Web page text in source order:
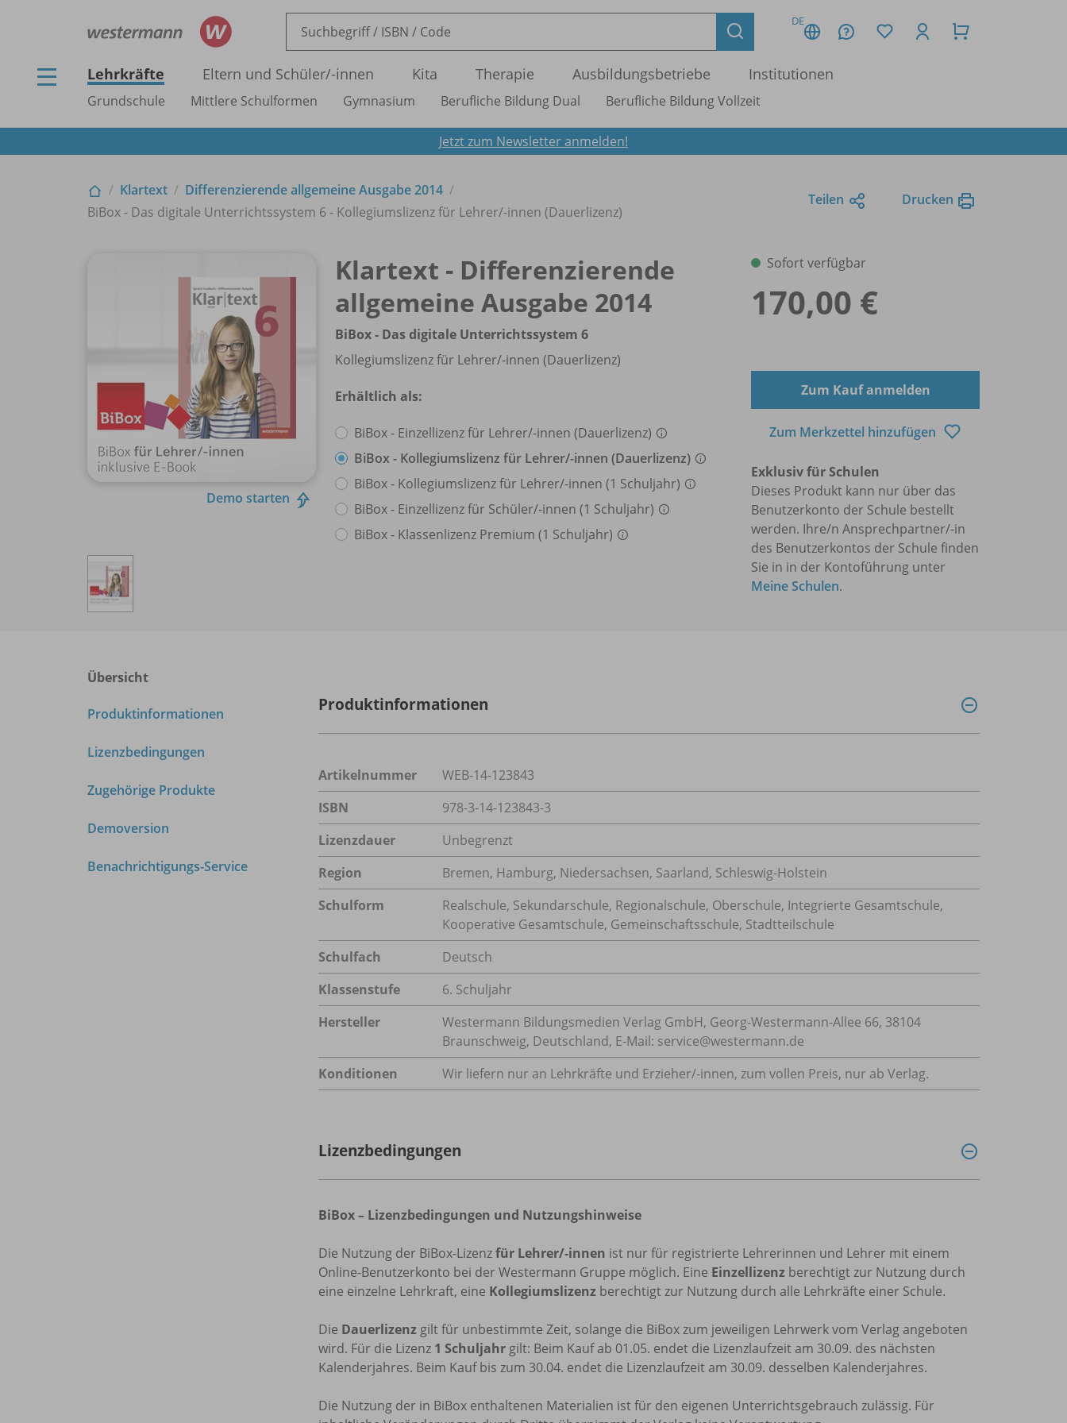
DE
Lehrkräfte Eltern und Schüler/-innen Kita Therapie Ausbildungsbetriebe Institutionen
Grundschule Mittlere Schulformen Gymnasium Berufliche Bildung Dual Berufliche Bildung Vollzeit
Jetzt zum Newsletter anmelden!
Klartext
Differenzierende allgemeine Ausgabe 2014
BiBox - Das digitale Unterrichtssystem 6 - Kollegiumslizenz für Lehrer/-innen (Dauerlizenz)
Teilen Drucken
Demo starten
Klartext - Differenzierende
allgemeine Ausgabe 2014
BiBox - Das digitale Unterrichtssystem 6
Kollegiumslizenz für Lehrer/-innen (Dauerlizenz)
Erhältlich als:
BiBox - Einzellizenz für Lehrer/-innen (Dauerlizenz)
BiBox - Kollegiumslizenz für Lehrer/-innen (Dauerlizenz)
BiBox - Kollegiumslizenz für Lehrer/-innen (1 Schuljahr)
BiBox - Einzellizenz für Schüler/-innen (1 Schuljahr)
BiBox - Klassenlizenz Premium (1 Schuljahr)
Sofort verfügbar
170,00 €
Zum Kauf anmelden
Zum Merkzettel hinzufügen
Exklusiv für Schulen
Dieses Produkt kann nur über das
Benutzerkonto der Schule bestellt
werden. Ihre/n Ansprechpartner/-in
des Benutzerkontos der Schule finden
Sie in in der Kontoführung unter
Meine Schulen.
Übersicht
Produktinformationen
Lizenzbedingungen
Zugehörige Produkte
Demoversion
Benachrichtigungs-Service
Produktinformationen
Artikelnummer
WEB-14-123843
ISBN
978-3-14-123843-3
Lizenzdauer
Unbegrenzt
Region
Bremen, Hamburg, Niedersachsen, Saarland, Schleswig-Holstein
Schulform
Realschule, Sekundarschule, Regionalschule, Oberschule, Integrierte Gesamtschule,
Kooperative Gesamtschule, Gemeinschaftsschule, Stadtteilschule
Schulfach
Deutsch
Klassenstufe
6. Schuljahr
Hersteller
Westermann Bildungsmedien Verlag GmbH, Georg-Westermann-Allee 66, 38104
Braunschweig, Deutschland, E-Mail: service@westermann.de
Konditionen
Wir liefern nur an Lehrkräfte und Erzieher/-innen, zum vollen Preis, nur ab Verlag.
Lizenzbedingungen
BiBox – Lizenzbedingungen und Nutzungshinweise
Die Nutzung der BiBox-Lizenzfür Lehrer/-innen ist nur für registrierte Lehrerinnen und Lehrer mit einem
Online-Benutzerkonto bei der Westermann Gruppe möglich. Eine Einzellizenz berechtigt zur Nutzung durch
eine einzelne Lehrkraft, eine Kollegiumslizenz berechtigt zur Nutzung durch alle Lehrkräfte einer Schule.
Die Dauerlizenz gilt für unbestimmte Zeit, solange die BiBox zum jeweiligen Lehrwerk vom Verlag angeboten
wird. Für die Lizenz 1 Schuljahr gilt: Beim Kauf ab 01.05. endet die Lizenzlaufzeit am 30.09. des nächsten
Kalenderjahres. Beim Kauf bis zum 30.04. endet die Lizenzlaufzeit am 30.09. desselben Kalenderjahres.
Die Nutzung der in BiBox enthaltenen Materialien ist für den eigenen Unterrichtsgebrauch zulässig. Für